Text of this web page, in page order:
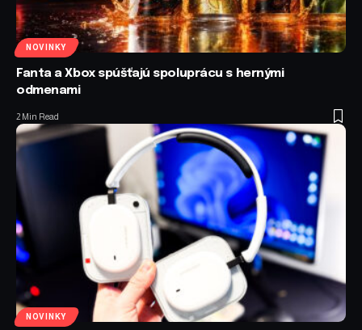
NOVINKY
Fanta a Xbox spúšťajú spoluprácu s hernými
odmenami
2 Min Read
NOVINKY